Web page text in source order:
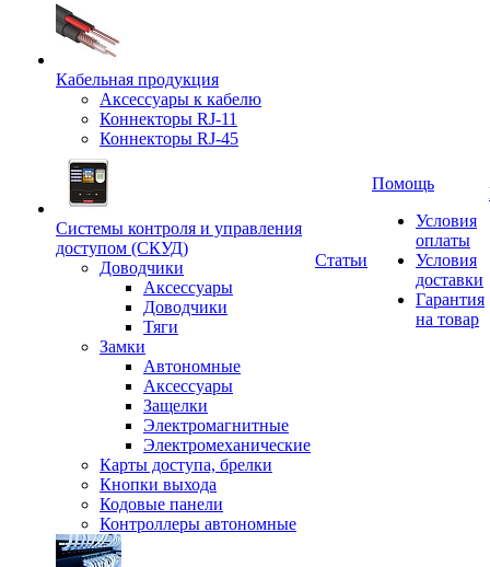
Кабельная продукция
Аксессуары к кабелю
Коннекторы RJ-11
Коннекторы RJ-45
Системы контроля и управления
доступом (СКУД)
Доводчики
Аксессуары
Доводчики
Тяги
Замки
Автономные
Аксессуары
Защелки
Электромагнитные
Электромеханические
Карты доступа, брелки
Кнопки выхода
Кодовые панели
Контроллеры автономные
Статьи
Помощь
Условия
оплаты
Условия
доставки
Гарантия
на товар